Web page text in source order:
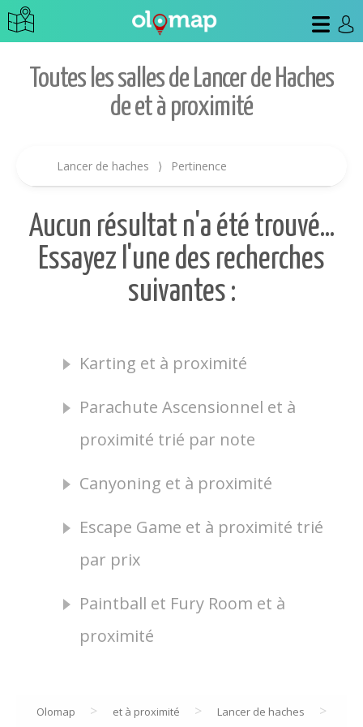
Toutes les salles de Lancer de Haches
de et à proximité
Lancer de haches ⟩ Pertinence
Aucun résultat n'a été trouvé...
Essayez l'une des recherches
suivantes :
Karting et à proximité
Parachute Ascensionnel et à
proximité trié par note
Canyoning et à proximité
Escape Game et à proximité trié
par prix
Paintball et Fury Room et à
proximité
Olomap > et à proximité > Lancer de haches >